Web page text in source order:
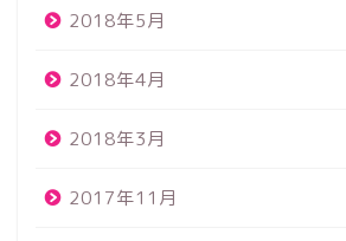
2018年5月
2018年4月
2018年3月
2017年11月